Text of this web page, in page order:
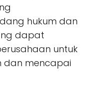
hukum dan
dapat
untuk
dan mencapai